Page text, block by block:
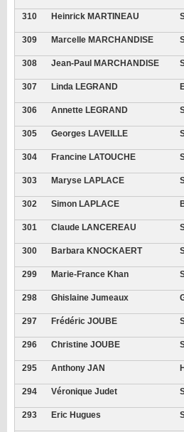
310 Heinrick MARTINEAU
309 Marcelle MARCHANDISE
308 Jean-Paul MARCHANDISE
307 Linda LEGRAND
306 Annette LEGRAND
305 Georges LAVEILLE
304 Francine LATOUCHE
303 Maryse LAPLACE
302 Simon LAPLACE
301 Claude LANCEREAU
300 Barbara KNOCKAERT
299 Marie-France Khan
298 Ghislaine Jumeaux
297 Frédéric JOUBE
296 Christine JOUBE
295 Anthony JAN
294 Véronique Judet
293 Eric Hugues